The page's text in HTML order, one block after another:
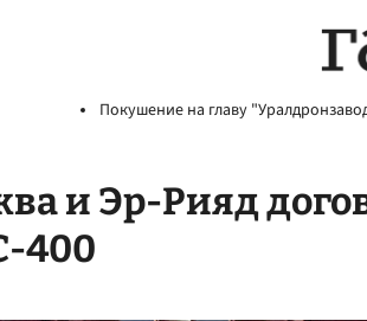
Покушение на главу
и Эр-Рияд
400